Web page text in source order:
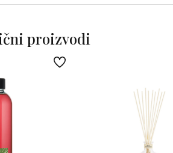
proizvodi